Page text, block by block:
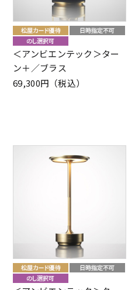
＜アンビエンテック＞ター
ン＋／ブラス
69,300円（税込）